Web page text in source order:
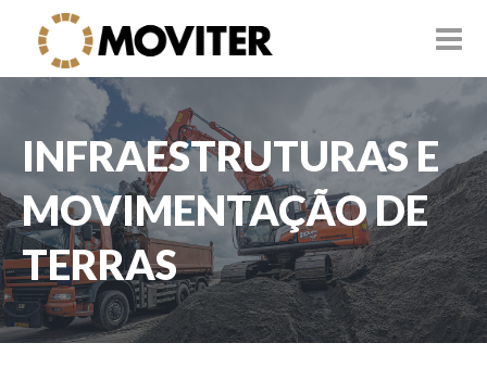
INFRAESTRUTURAS E
MOVIMENTAÇÃO DE
TERRAS